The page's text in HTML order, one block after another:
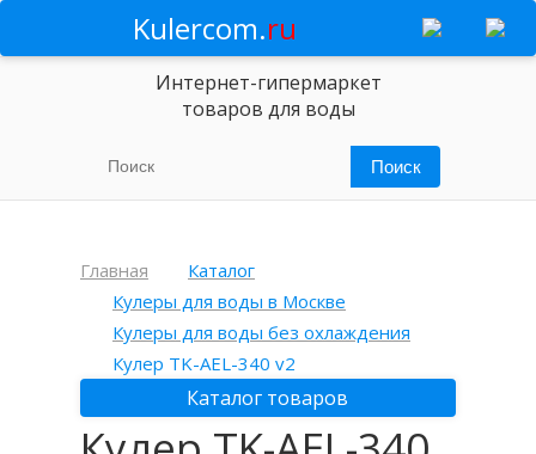
Kulercom.ru
Интернет-гипермаркет
товаров для воды
Главная
Каталог
Кулеры для воды в Москве
Кулеры для воды без охлаждения
Кулер TK-AEL-340 v2
Каталог товаров